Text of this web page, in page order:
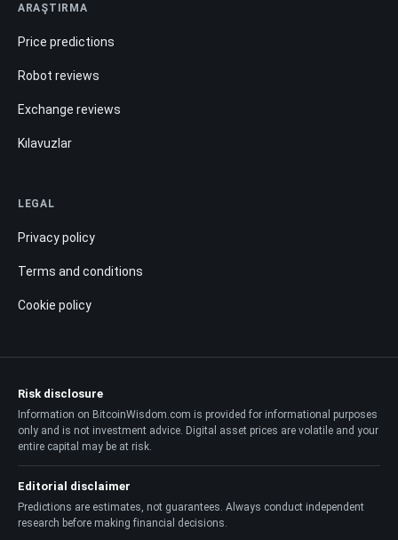
ARAŞTIRMA
Price predictions
Robot reviews
Exchange reviews
Kılavuzlar
LEGAL
Privacy policy
Terms and conditions
Cookie policy
Risk disclosure
Information on BitcoinWisdom.com is provided for informational purposes
only and is not investment advice. Digital asset prices are volatile and your
entire capital may be at risk.
Editorial disclaimer
Predictions are estimates, not guarantees. Always conduct independent
research before making financial decisions.